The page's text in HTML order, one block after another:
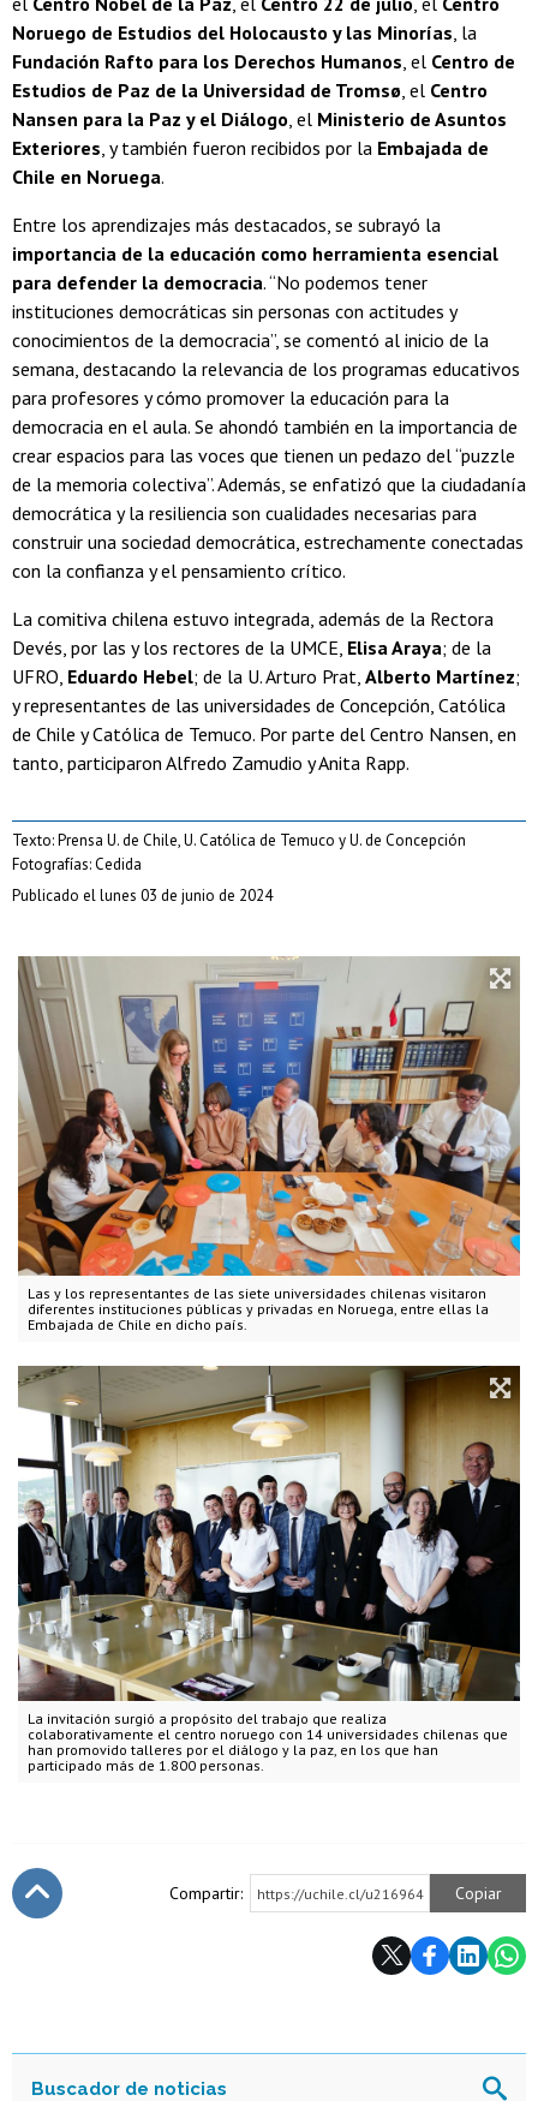
Las y los representantes de las siete universidades chilenas visitaron
diferentes instituciones públicas y privadas en Noruega, entre ellas la
Embajada de Chile en dicho país.
La invitación surgió a propósito del trabajo que realiza
colaborativamente el centro noruego con 14 universidades chilenas que
han promovido talleres por el diálogo y la paz, en los que han
participado más de 1.800 personas.
Noruego de Estudios del Holocausto y las Minorías, la
Fundación Rafto para los Derechos Humanos, el Centro de
Estudios de Paz de la Universidad de Tromsø, el Centro
Nansen para la Paz y el Diálogo, el Ministerio de Asuntos
Exteriores, y también fueron recibidos por la Embajada de
Chile en Noruega.
Entre los aprendizajes más destacados, se subrayó la
importancia de la educación como herramienta esencial
para defender la democracia. “No podemos tener
instituciones democráticas sin personas con actitudes y
conocimientos de la democracia”, se comentó al inicio de la
semana, destacando la relevancia de los programas educativos
para profesores y cómo promover la educación para la
democracia en el aula. Se ahondó también en la importancia de
crear espacios para las voces que tienen un pedazo del “puzzle
de la memoria colectiva”. Además, se enfatizó que la ciudadanía
democrática y la resiliencia son cualidades necesarias para
construir una sociedad democrática, estrechamente conectadas
con la confianza y el pensamiento crítico.
La comitiva chilena estuvo integrada, además de la Rectora
Devés, por las y los rectores de la UMCE, Elisa Araya; de la
UFRO, Eduardo Hebel; de la U. Arturo Prat, Alberto Martínez;
y representantes de las universidades de Concepción, Católica
de Chile y Católica de Temuco. Por parte del Centro Nansen, en
tanto, participaron Alfredo Zamudio y Anita Rapp.
Texto: Prensa U. de Chile, U. Católica de Temuco y U. de Concepción
Fotografías: Cedida
Publicado el lunes 03 de junio de 2024
Compartir: https://uchile.cl/u216964 Copiar